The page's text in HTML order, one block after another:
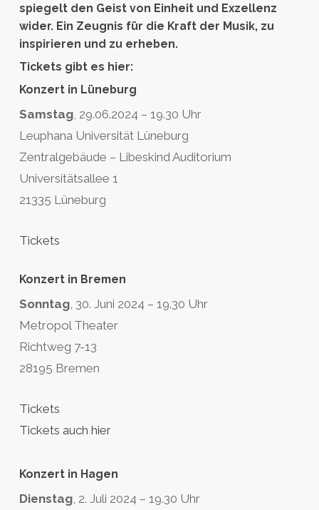
spiegelt den Geist von Einheit und Exzellenz
wider. Ein Zeugnis für die Kraft der Musik, zu
inspirieren und zu erheben.
Tickets gibt es hier:
Konzert in Lüneburg
Samstag, 29.06.2024 – 19.30 Uhr
Leuphana Universität Lüneburg
Zentralgebäude – Libeskind Auditorium
Universitätsallee 1
21335 Lüneburg
Tickets
Konzert in Bremen
Sonntag, 30. Juni 2024 – 19.30 Uhr
Metropol Theater
Richtweg 7-13
28195 Bremen
Tickets
Tickets auch hier
Konzert in Hagen
Dienstag, 2. Juli 2024 – 19.30 Uhr